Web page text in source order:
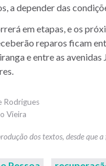
a depender das
em etapas, e os
reparos ficam
e entre as
Rodrigues
Vieira